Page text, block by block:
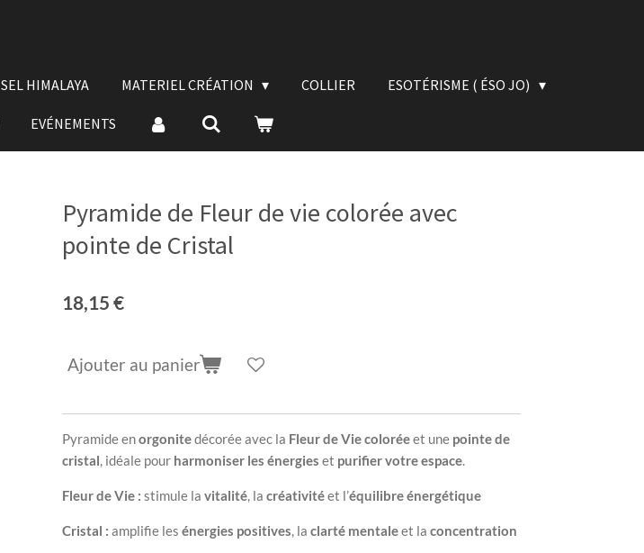
SEL HIMALAYA MATERIEL CRÉATION COLLIER ESOTÉRISME ( ÉSO JO)
EVÉNEMENTS
Pyramide de Fleur de vie colorée avec
pointe de Cristal
18,15 €
Ajouter au panier
Pyramide enorgonitedécorée avec la Fleur de Vie coloréeet une pointe de
cristal, idéale pour harmoniser les énergies et purifier votre espace.
Fleur de Vie : stimule la vitalité, la créativitéet l’équilibre énergétique
Cristal : amplifie les énergies positives, la clarté mentaleet la concentration